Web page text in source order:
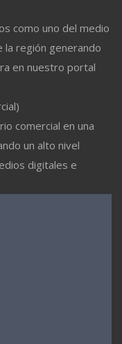
como uno del medio
la región generando
en nuestro portal
comercial en una
un alto nivel
digitales e